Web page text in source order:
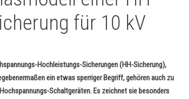
für 10 kV
Hochleistungs-Sicherungen (HH-Sicherung),
ein etwas sperriger Begriff, gehören auch zu
Schaltgeräten. Es zeichnet sie besonders